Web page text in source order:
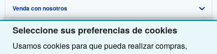
Seleccione sus preferencias de cookies
Usamos cookies para que pueda realizar compras,
Búsqueda avanzada
Colecciones
Mi cuenta
Venda con nosotros
Comenzar a vender
Únase a nuestro programa de afiliados
Sobre nosotros
Sobre IberLibro
Obtener Ayuda